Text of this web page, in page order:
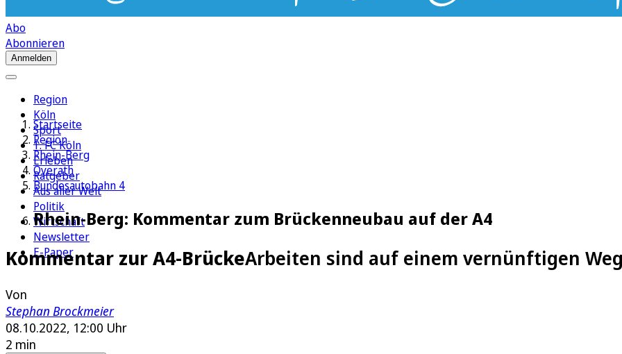
Abo
Abonnieren
Anmelden
Region
Köln
Sport
1. FC Köln
Erleben
Ratgeber
Aus aller Welt
Politik
Wirtschaft
Newsletter
E-Paper
Startseite
Region
Rhein-Berg
Overath
Bundesautobahn 4
Rhein-Berg: Kommentar zum Brückenneubau auf der A4
Kommentar zur A4-BrückeArbeiten sind auf einem vernünftigen
Von
Stephan Brockmeier
08.10.2022, 12:00 Uhr
2 min